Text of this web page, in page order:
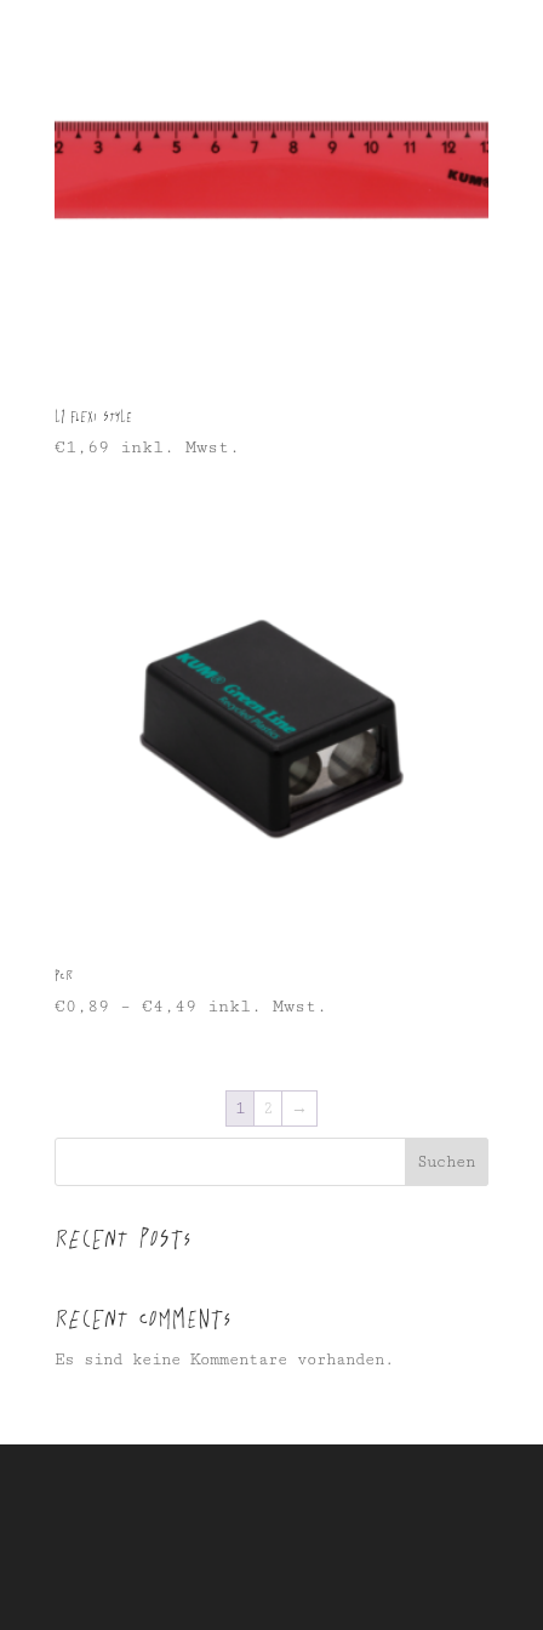
L1 Flexi Style
€1,69 inkl. Mwst.
PCR
€0,89 – €4,49 inkl. Mwst.
1 2 →
Suchen
Recent Posts
Recent Comments
Es sind keine Kommentare vorhanden.